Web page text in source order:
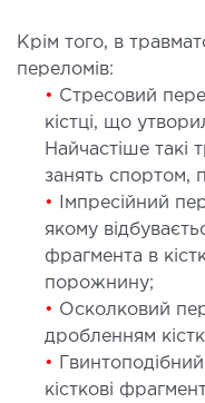
печінки і
операції
хірургія в
Крім того, в
переломів:
• Стресовий
кістці, що
Найчастіше такі
занять спортом,
•
Імпресійний
якому
фрагмента в
порожнину;
• Осколковий
дробленням
•
кісткові